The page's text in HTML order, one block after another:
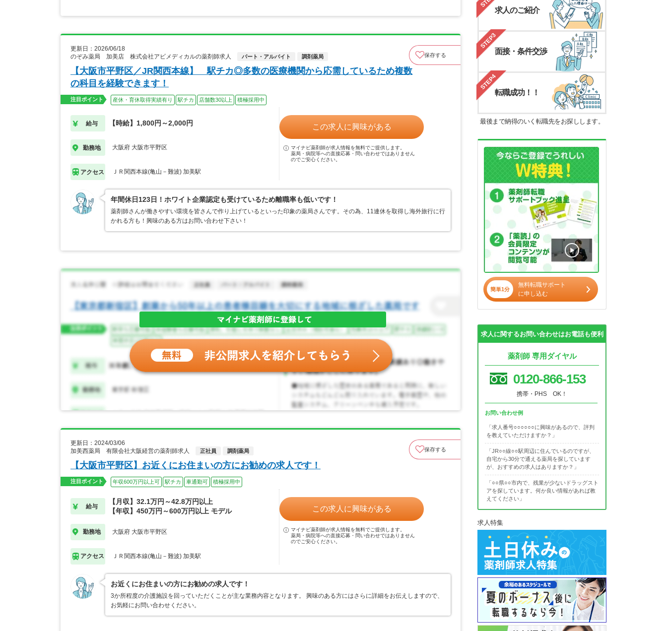
更新日：2026/06/18
のぞみ薬局 加美店 株式会社アビメディカルの薬剤師求人
パート・アルバイト 調剤薬局 保存する
【大阪市平野区／JR関西本線】 駅チカ◎多数の医療機関から応需しているため複数
の科目を経験できます！
注目ポイント 産休・育休取得実績有り 駅チカ 店舗数30以上 積極採用中
給与 【時給】1,800円～2,000円
勤務地 大阪府 大阪市平野区
アクセス ＪＲ関西本線(亀山－難波) 加美駅
この求人に興味がある
マイナビ薬剤師が求人情報を無料でご提供します。
薬局・病院等への直接応募・問い合わせではありません
のでご安心ください。
年間休日123日！ホワイト企業認定も受けているため離職率も低いです！
薬剤師さんが働きやすい環境を皆さんで作り上げているといった印象の薬局さんです。その為、11連休を取得し海外旅行に行
かれる方も！興味のある方はお問い合わせ下さい！
更新日：2024/03/06
加美西薬局 有限会社大阪経営の薬剤師求人
正社員 調剤薬局 保存する
【大阪市平野区】お近くにお住まいの方にお勧めの求人です！
注目ポイント 年収600万円以上可 駅チカ 車通勤可 積極採用中
給与
【月収】32.1万円～42.8万円以上
【年収】450万円～600万円以上 モデル
勤務地 大阪府 大阪市平野区
アクセス ＪＲ関西本線(亀山－難波) 加美駅
この求人に興味がある
マイナビ薬剤師が求人情報を無料でご提供します。
薬局・病院等への直接応募・問い合わせではありません
のでご安心ください。
お近くにお住まいの方にお勧めの求人です！
3か所程度の介護施設を回っていただくことが主な業務内容となります。 興味のある方にはさらに詳細をお伝えしますので、
お気軽にお問い合わせください。
求人のご紹介
STEP3
面接・条件交渉
STEP4
転職成功！！
最後まで納得のいく転職先をお探しします。
簡単1分
無料転職サポート
に申し込む
求人に関するお問い合わせはお電話も便利
薬剤師 専用ダイヤル
0120-866-153
携帯・PHS OK！
お問い合わせ例
「求人番号○○○○○○に興味があるので、評判
を教えていただけますか？」
「JR○○線○○駅周辺に住んでいるのですが、
自宅から30分で通える薬局を探しています
が、おすすめの求人はありますか？」
「○○県○○市内で、残業が少ないドラッグスト
アを探しています。何か良い情報があれば教
えてください」
求人特集